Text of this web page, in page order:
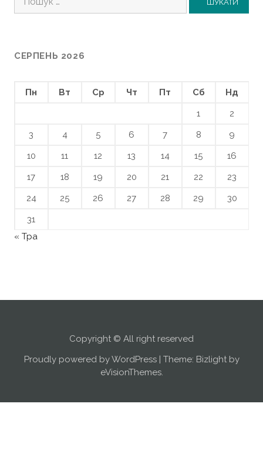
СЕРПЕНЬ 2026
Пн Вт Ср Чт Пт Сб
Нд
1
2
3
4 5 6 7 8
9
10
11 12 13 14 15
16
17
18 19 20 21 22
23
24
25 26 27 28 29
30
31
« Тра
Copyright © All right reserved
Proudly powered by WordPress | Theme: Bizlight by
eVisionThemes.